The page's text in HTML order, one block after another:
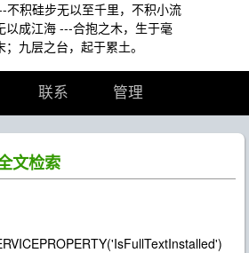
不积硅步无以至千里，不积小流
以成江海 ---合抱之木，生于毫
；九层之台，起于累土。
联系 管理
文检索